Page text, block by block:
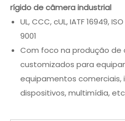
rígido de câmera industrial
UL, CCC, cUL, IATF 16949,
9001
Com foco na produção de
customizados para
equipamentos comerciais,
dispositivos, multimídia,